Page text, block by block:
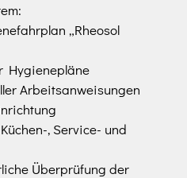
„Rheosol
Hygienepläne
Arbeitsanweisungen
, Service- und
Überprüfung der